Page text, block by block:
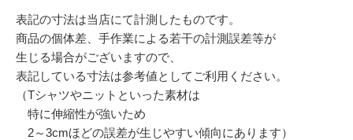
表記の寸法は当店にて計測したものです。
商品の個体差、手作業による若干の計測誤差等が
生じる場合がございますので、
表記している寸法は参考値としてご利用ください。
（Tシャツやニットといった素材は
特に伸縮性が強いため
2～3cmほどの誤差が生じやすい傾向にあります）